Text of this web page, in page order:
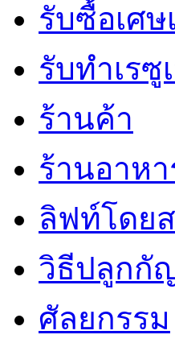
รับซื้อเศษ
รับทำเรซู
ร้านค้า
ร้านอาหา
ลิฟท์โดย
วิธีปลูกกั
ศัลยกรรม